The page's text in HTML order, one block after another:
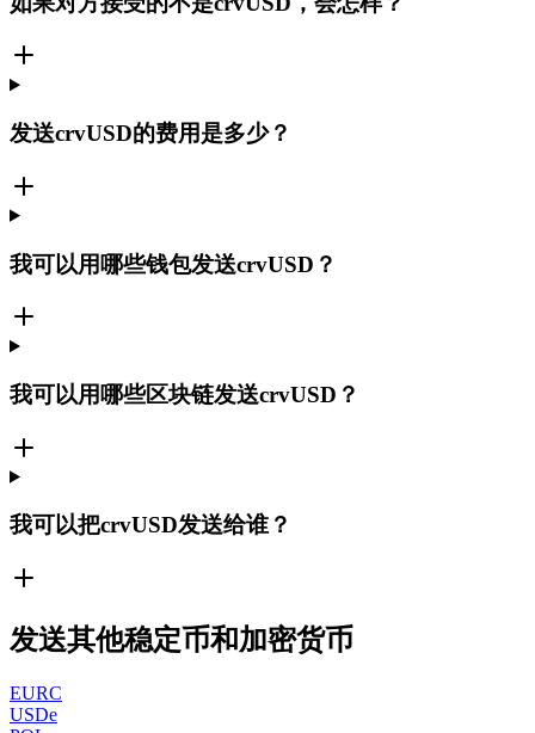
发送crvUSD的费用是多少？
我可以用哪些钱包发送crvUSD？
我可以用哪些区块链发送crvUSD？
我可以把crvUSD发送给谁？
发送其他稳定币和加密货币
EURC
USDe